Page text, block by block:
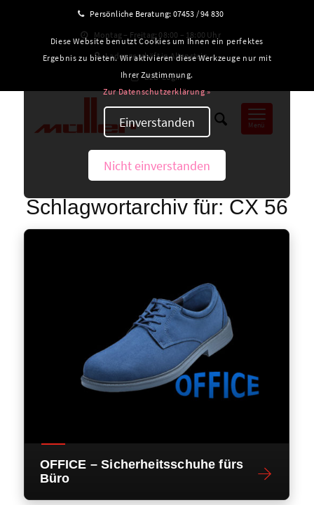
Persönliche Beratung: 07453 / 94 830
Montag – Freitag: 08:00 – 18:00 Uhr
Ladengeschäft in Altensteig
B2B-Login
Menü
Schlagwortarchiv für: CX 56
OFFICE – Sicherheitsschuhe fürs
Büro
Diese Website benutzt Cookies um Ihnen ein perfektes
Ergebnis zu bieten. Wir aktivieren diese Werkzeuge nur mit
Ihrer Zustimmung.
Zur Datenschutzerklärung »
Einverstanden
Nicht einverstanden